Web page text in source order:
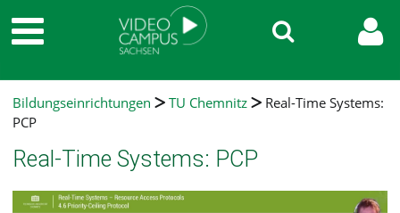
Bildungseinrichtungen TU Chemnitz
Real-Time Systems:
PCP
Real-Time Systems: PCP